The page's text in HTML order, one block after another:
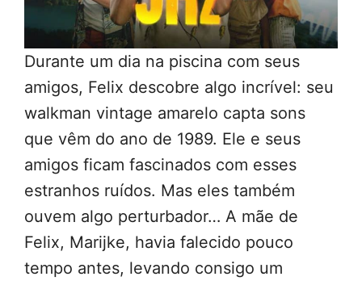
Durante um dia na piscina com seus
amigos, Felix descobre algo incrível: seu
walkman vintage amarelo capta sons
que vêm do ano de 1989. Ele e seus
amigos ficam fascinados com esses
estranhos ruídos. Mas eles também
ouvem algo perturbador… A mãe de
Felix, Marijke, havia falecido pouco
tempo antes, levando consigo um